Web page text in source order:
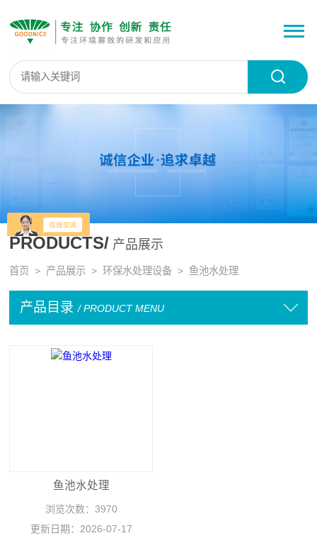
PRODUCTS/ 产品展示
首页 > 产品展示 > 环保水处理设备 > 鱼池水处理
产品目录 / PRODUCT MENU
鱼池水处理
浏览次数： 3970
更新日期： 2026-07-17